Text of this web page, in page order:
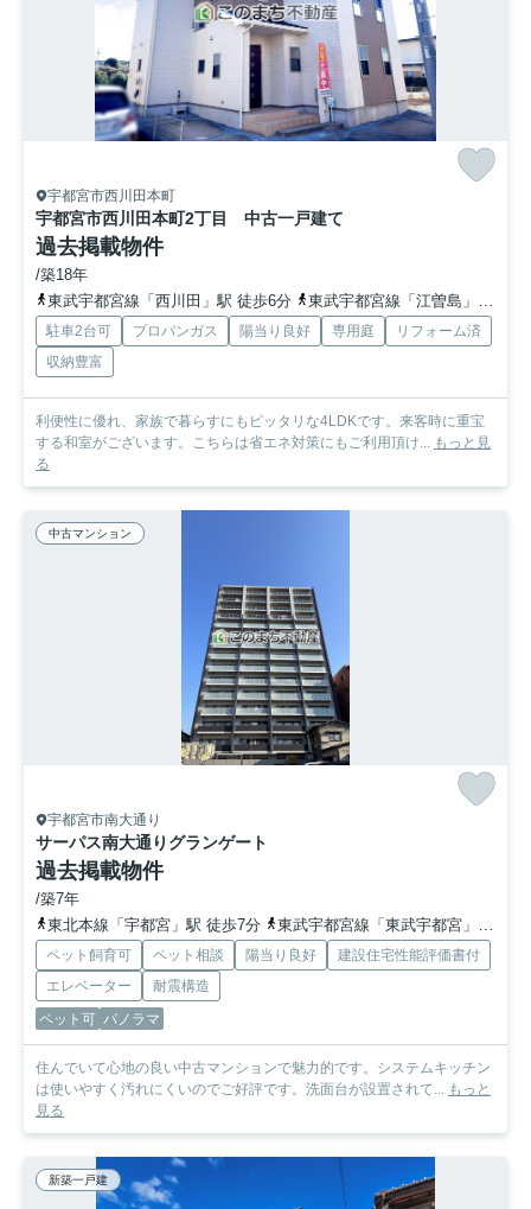
宇都宮市西川田本町
宇都宮市西川田本町2丁目 中古一戸建て
過去掲載物件
/築18年
東武宇都宮線「西川田」駅 徒歩6分
東武宇都宮線「江曽島」駅 徒歩34分
駐車2台可 プロパンガス 陽当り良好 専用庭
リフォーム済
収納豊富
利便性に優れ、家族で暮らすにもピッタリな4LDKです。来客時に重宝
する和室がございます。こちらは省エネ対策にもご利用頂け... もっと見
る
中古マンション
宇都宮市南大通り
サーパス南大通りグランゲート
過去掲載物件
/築7年
東北本線「宇都宮」駅 徒歩7分
東武宇都宮線「東武宇都宮」駅 徒歩18分
ペット飼育可 ペット相談 陽当り良好
建設住宅性能評価書付
エレベーター
耐震構造
ペット可 パノラマ
住んでいて心地の良い中古マンションで魅力的です。システムキッチン
は使いやすく汚れにくいのでご好評です。洗面台が設置されて... もっと
見る
新築一戸建